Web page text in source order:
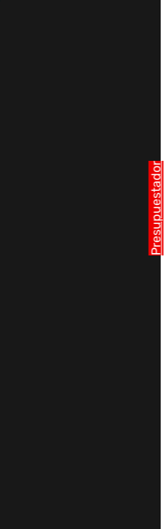
Presupuestador